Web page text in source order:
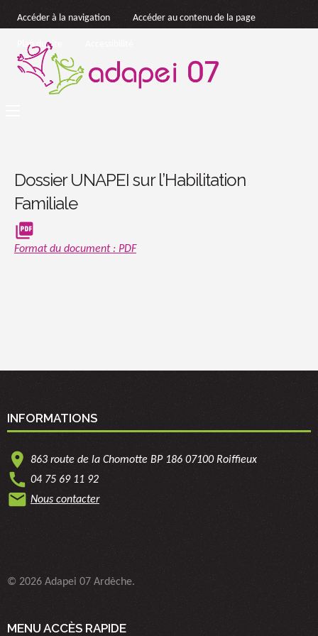
Accéder à la navigation Accéder au contenu de la page
Plan du site
Dossier UNAPEI sur l’Habilitation
Familiale
picture_as_pdf
Format du document : PDF
INFORMATIONS
location_on 863 route de la Chomotte BP 186 07100 Roiffieux
call 04 75 69 11 92
mail Nous contacter
© 2026 Adapei 07 Ardèche.
MENU ACCÈS RAPIDE